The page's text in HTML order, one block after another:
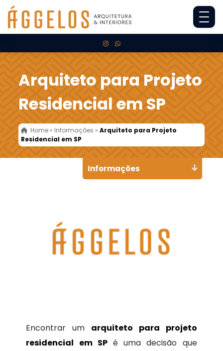
Arquiteto para Projeto
Residencial em SP
Home » Informações »Arquiteto para Projeto
Residencial em SP
Encontrar um arquiteto para projeto
residencial em SPé uma decisão que
Informações